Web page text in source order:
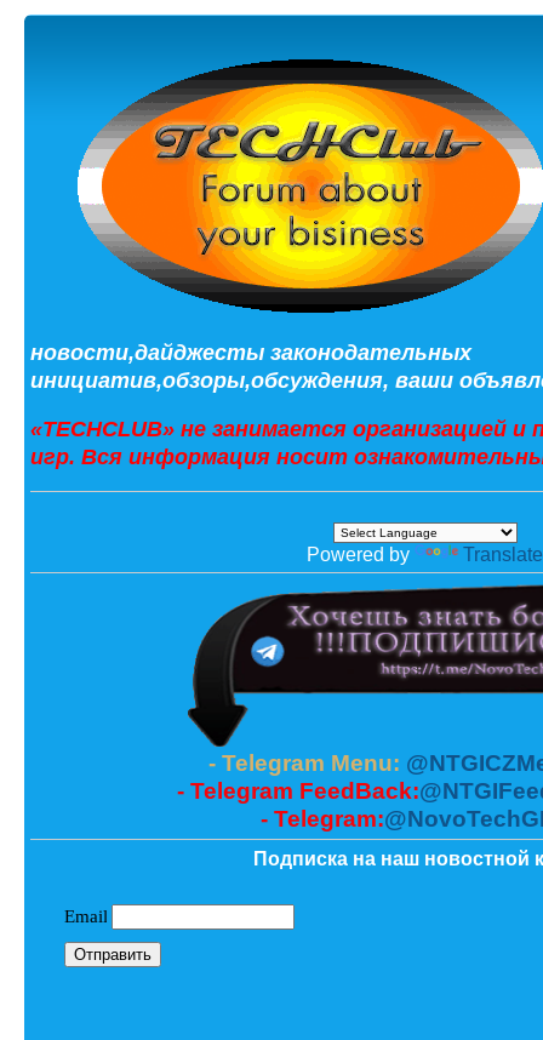
новости,дайджесты законодательных
инициатив,обзоры,обсуждения, ваши
«TECHCLUB» не занимается организацией
игр. Вся информация носит
Powered by Translate
- Telegram Menu:
- Telegram FeedBack:
- Telegram:
Подписка на наш новостной